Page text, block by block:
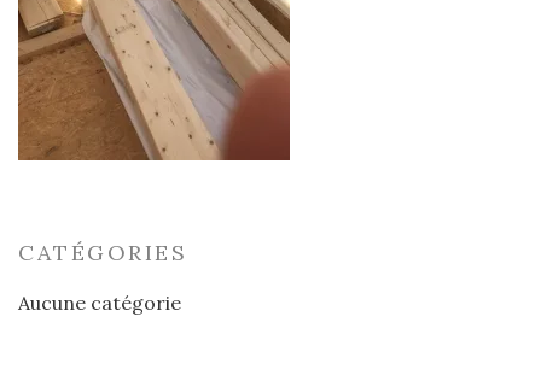
CATÉGORIES
Aucune catégorie